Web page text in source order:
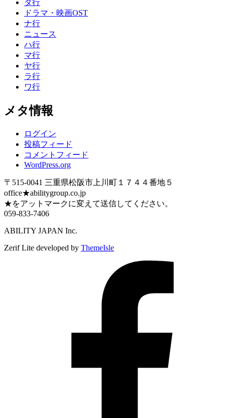
タ行
ドラマ・映画OST
ナ行
ニュース
ハ行
マ行
ヤ行
ラ行
ワ行
メタ情報
ログイン
投稿フィード
コメントフィード
WordPress.org
〒515-0041 三重県松阪市上川町１７４４番地５
office★abilitygroup.co.jp
★をアットマークに変えて送信してください。
059-833-7406
ABILITY JAPAN Inc.
Zerif Lite developed by ThemeIsle